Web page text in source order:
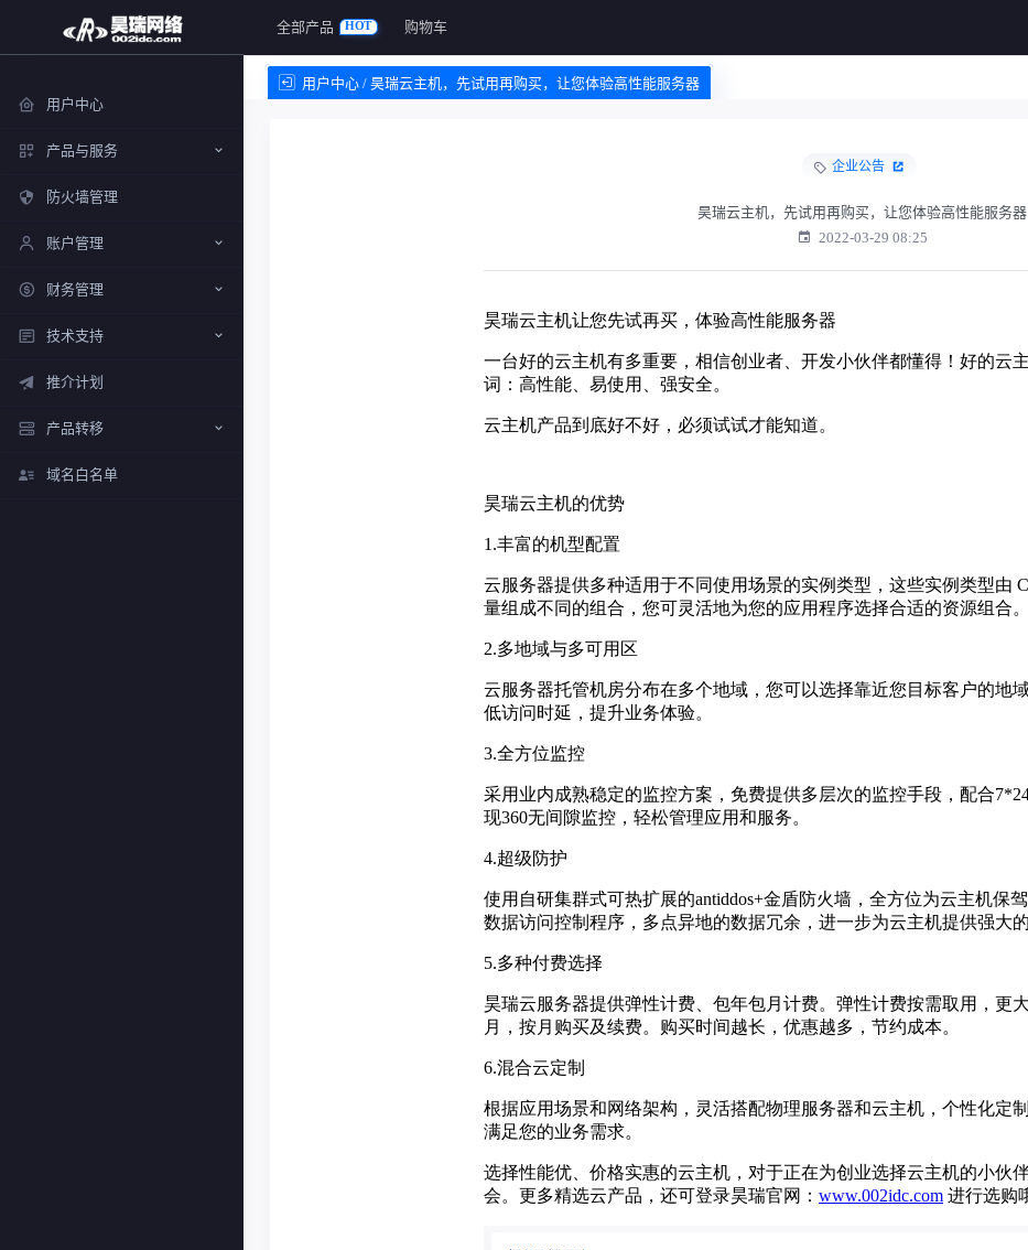
全部产品 HOT 购物车
用户中心 / 昊瑞云主机，先试用再购买，让您体验高性能服务器
用户中心
产品与服务
防火墙管理
账户管理
财务管理
技术支持
推介计划
产品转移
域名白名单
企业公告
昊瑞云主机，先试用再购买，让您体验高性能服务器
2022-03-29 08:25